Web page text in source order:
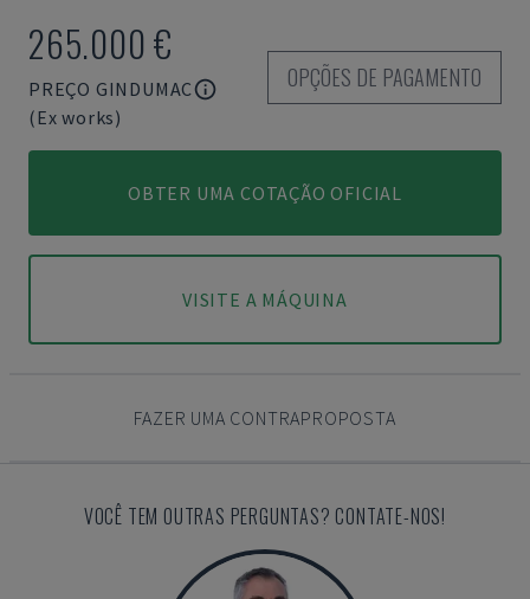
265.000 €
PREÇO GINDUMAC
(Ex works)
OPÇÕES DE PAGAMENTO
OBTER UMA COTAÇÃO OFICIAL
VISITE A MÁQUINA
FAZER UMA CONTRAPROPOSTA
VOCÊ TEM OUTRAS PERGUNTAS? CONTATE-NOS!